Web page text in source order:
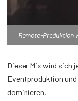
Remote-Produktion
Dieser Mix wird sich
Eventproduktion
dominieren.